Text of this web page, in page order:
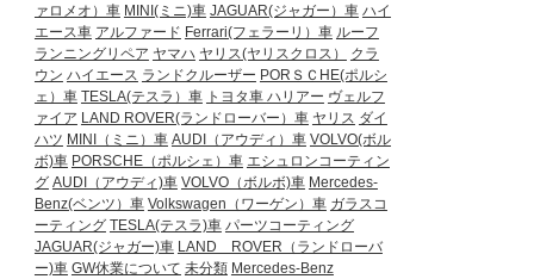
ァロメオ）車 MINI(ミニ)車 JAGUAR(ジャガー）車 ハイ
エース車 アルファード Ferrari(フェラーリ）車 ルーフ
ランニングリペア ヤマハ ヤリス(ヤリスクロス）
クラ
ウン ハイエース ランドクルーザー PORＳＣHE(ポルシ
ェ）車 TESLA(テスラ）車 トヨタ車 ハリアー ヴェルフ
ァイア LAND ROVER(ランドローバー）車 ヤリス ダイ
ハツ MINI（ミニ）車 AUDI（アウディ）車 VOLVO(ボル
ボ)車 PORSCHE（ポルシェ）車 エシュロンコーティン
グ AUDI（アウディ)車 VOLVO（ボルボ)車 Mercedes-
Benz(ベンツ）車 Volkswagen（ワーゲン）車 ガラスコ
ーティング TESLA(テスラ)車 パーツコーティング
JAGUAR(ジャガー)車 LAND ROVER（ランドローバ
ー)車 GW休業について 未分類 Mercedes-Benz